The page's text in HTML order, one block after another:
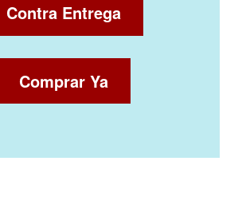
Contra Entrega
Comprar Ya